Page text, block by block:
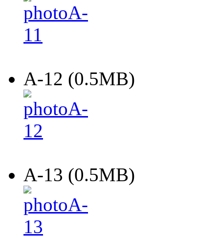
A-12 (0.5MB)
A-13 (0.5MB)